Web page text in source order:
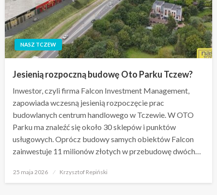
NASZ TCZEW
Jesienią rozpoczną budowę Oto Parku Tczew?
Inwestor, czyli firma Falcon Investment Management,
zapowiada wczesną jesienią rozpoczęcie prac
budowlanych centrum handlowego w Tczewie. W OTO
Parku ma znaleźć się około 30 sklepów i punktów
usługowych. Oprócz budowy samych obiektów Falcon
zainwestuje 11 milionów złotych w przebudowę dwóch…
Opublikowane
25 maja 2026 Krzysztof Repiński